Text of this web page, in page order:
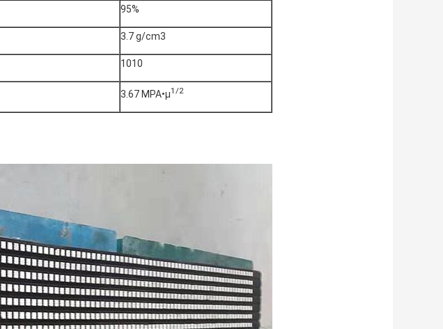
95%
3.7 g/cm3
1010
3.67 MPA•μ1/2